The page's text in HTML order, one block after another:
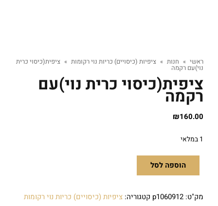
ראשי » חנות » ציפיות (כיסויים) כריות נוי רקומות » ציפית(כיסוי כרית
נוי)עם רקמה
ציפית(כיסוי כרית נוי)עם
רקמה
₪160.00
1 במלאי
הוספה לסל
מק"ט: p1060912 קטגוריה: ציפיות (כיסויים) כריות נוי רקומות